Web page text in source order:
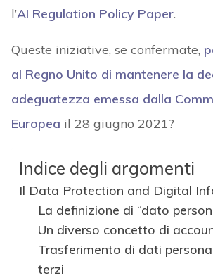
l’AI Regulation Policy Paper.
Queste iniziative, se confermate,
al Regno Unito di mantenere la
adeguatezza emessa dalla
Europea il 28 giugno 2021?
Indice degli argomenti
Il Data Protection and Digital
La definizione di “dato
Un diverso concetto di
Trasferimento di dati
terzi